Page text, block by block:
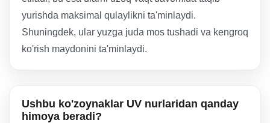
yurishda maksimal qulaylikni ta'minlaydi.
Shuningdek, ular yuzga juda mos tushadi va kengroq
ko'rish maydonini ta'minlaydi.
Ushbu ko'zoynaklar UV nurlaridan qanday
himoya beradi?